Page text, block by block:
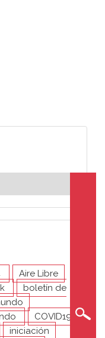
Aire Libre
boletín de
COVID19
iniciación